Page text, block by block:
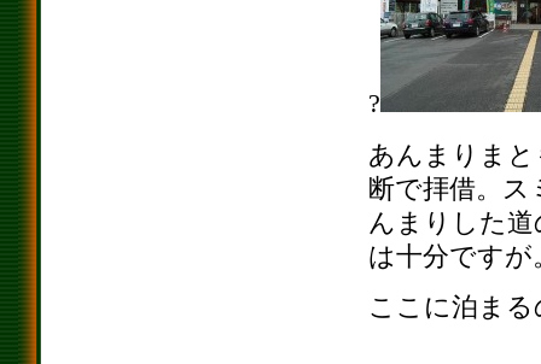
?
あんまりま
断で拝借。
んまりした
は十分ですが
ここに泊ま